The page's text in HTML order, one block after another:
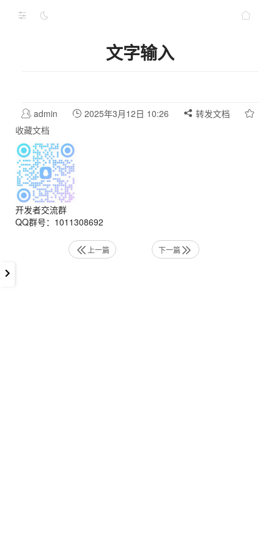
文字输入
admin 2025年3月12日 10:26
转发文档
收藏文档
开发者交流群
QQ群号：1011308692
上一篇 下一篇